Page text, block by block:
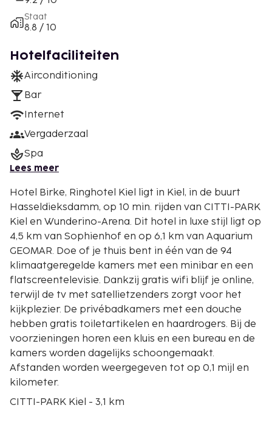
Staat
8.8 / 10
Hotelfaciliteiten
Airconditioning
Bar
Internet
Vergaderzaal
Spa
Lees meer
Hotel Birke, Ringhotel Kiel ligt in Kiel, in de buurt
Hasseldieksdamm, op 10 min. rijden van CITTI-PARK
Kiel en Wunderino-Arena. Dit hotel in luxe stijl ligt op
4,5 km van Sophienhof en op 6,1 km van Aquarium
GEOMAR. Doe of je thuis bent in één van de 94
klimaatgeregelde kamers met een minibar en een
flatscreentelevisie. Dankzij gratis wifi blijf je online,
terwijl de tv met satellietzenders zorgt voor het
kijkplezier. De privébadkamers met een douche
hebben gratis toiletartikelen en haardrogers. Bij de
voorzieningen horen een kluis en een bureau en de
kamers worden dagelijks schoongemaakt.
Afstanden worden weergegeven tot op 0,1 mijl en
kilometer.
CITTI-PARK Kiel - 3,1 km